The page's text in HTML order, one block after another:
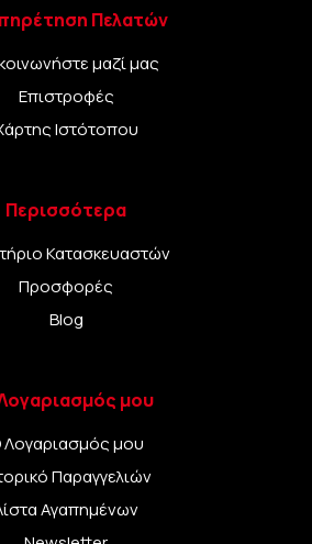
Πελατών
μαζί μας
Επιστροφές
Ιστότοπου
Περισσότερα
Κατασκευαστών
Προσφορές
Blog
μου
μου
Παραγγελιών
Αγαπημένων